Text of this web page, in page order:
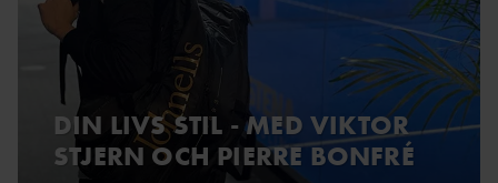
DIN LIVS STIL - MED VIKTOR
STJERN OCH PIERRE BONFRÉ